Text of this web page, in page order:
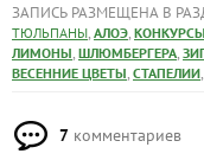
ЗАПИСЬ РАЗМЕЩЕНА В
ТЮЛЬПАНЫ, АЛОЭ, КОНКУРСЫ
ЛИМОНЫ, ШЛЮМБЕРГЕРА,
ВЕСЕННИЕ ЦВЕТЫ, СТАПЕЛИИ,
7 комментариев